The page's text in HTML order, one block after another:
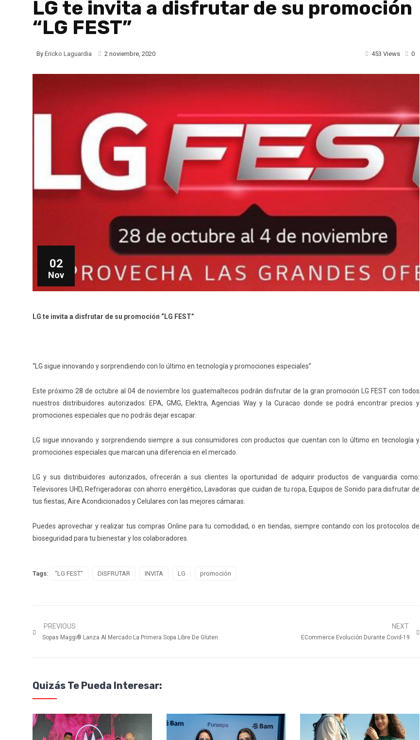
LG te invita a disfrutar de su promoción
“LG FEST”
By Ericko Laguardia 2 noviembre, 2020 0
453 Views
02
Nov
LG te invita a disfrutar de su promoción “LG FEST”
“LG sigue innovando y sorprendiendo con lo último en tecnología y promociones especiales”
Este próximo 28 de octubre al 04 de noviembre los guatemaltecos podrán disfrutar de la gran promoción LG FEST con todos
nuestros distribuidores autorizados: EPA, GMG, Elektra, Agencias Way y la Curacao donde se podrá encontrar precios y
promociones especiales que no podrás dejar escapar.
LG sigue innovando y sorprendiendo siempre a sus consumidores con productos que cuentan con lo último en tecnología y
promociones especiales que marcan una diferencia en el mercado.
LG y sus distribuidores autorizados, ofrecerán a sus clientes la oportunidad de adquirir productos de vanguardia como:
Televisores UHD, Refrigeradoras con ahorro energético, Lavadoras que cuidan de tu ropa, Equipos de Sonido para disfrutar de
tus fiestas, Aire Acondicionados y Celulares con las mejores cámaras.
Puedes aprovechar y realizar tus compras Online para tu comodidad, o en tiendas, siempre contando con los protocolos de
bioseguridad para tu bienestar y los colaboradores.
Tags: “LG FEST” DISFRUTAR INVITA LG promoción
PREVIOUS
Sopas Maggi®️ Lanza Al Mercado La Primera Sopa Libre De Gluten
NEXT
ECommerce Evolución Durante Covid-19
Quizás Te Pueda Interesar: